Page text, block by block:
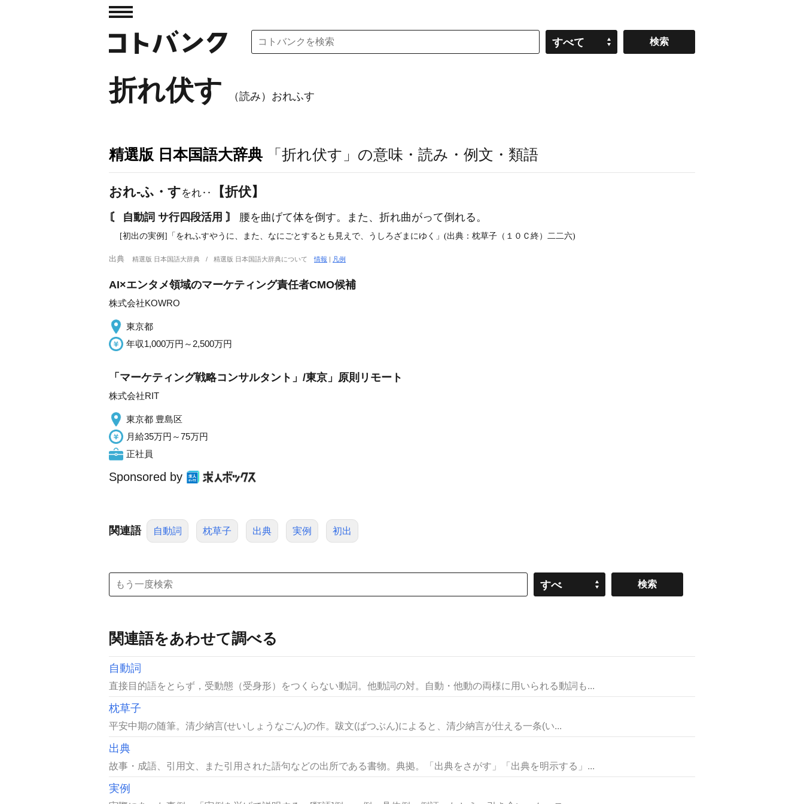
すべて
折れ伏す （読み）おれふす
精選版 日本国語大辞典 「折れ伏す」の意味・読み・例文・類語
おれ‐ふ・すをれ‥ 【折伏】
〘 自動詞 サ行四段活用 〙 腰を曲げて体を倒す。また、折れ曲がって倒れる。
[初出の実例]「をれふすやうに、また、なにごとするとも見えで、うしろざまにゆく」(出典：枕草子（１０Ｃ終）二二六)
出典 精選版 日本国語大辞典 精選版 日本国語大辞典について情報 | 凡例
AI×エンタメ領域のマーケティング責任者CMO候補
株式会社KOWRO
東京都
年収1,000万円～2,500万円
「マーケティング戦略コンサルタント」/東京」原則リモート
株式会社RIT
東京都 豊島区
月給35万円～75万円
正社員
Sponsored by
関連語 自動詞 枕草子 出典 実例 初出
すべ
関連語をあわせて調べる
自動詞
直接目的語をとらず，受動態（受身形）をつくらない動詞。他動詞の対。自動・他動の両様に用いられる動詞も...
枕草子
平安中期の随筆。清少納言(せいしょうなごん)の作。跋文(ばつぶん)によると、清少納言が仕える一条(い...
出典
故事・成語、引用文、また引用された語句などの出所である書物。典拠。「出典をさがす」「出典を明示する」...
実例